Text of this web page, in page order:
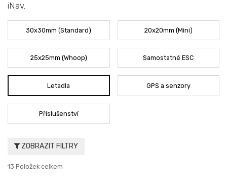
iNav.
30x30mm (Standard) 20x20mm (Mini)
25x25mm (Whoop) Samostatné ESC
Letadla GPS a senzory
Příslušenství
ZOBRAZIT FILTRY
13 Položek celkem